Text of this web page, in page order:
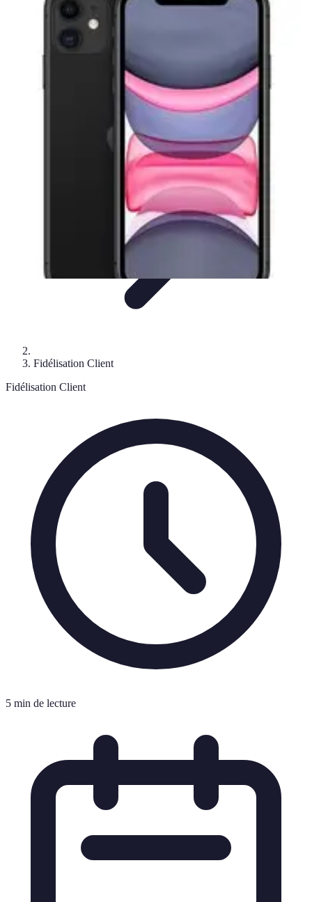
Ecommerce Produits Bio
Stratégies de Lancement
Conseils d'Achat
Ecommerce Produits Bio
Fidélisation Client
Fidélisation Client
5 min de lecture